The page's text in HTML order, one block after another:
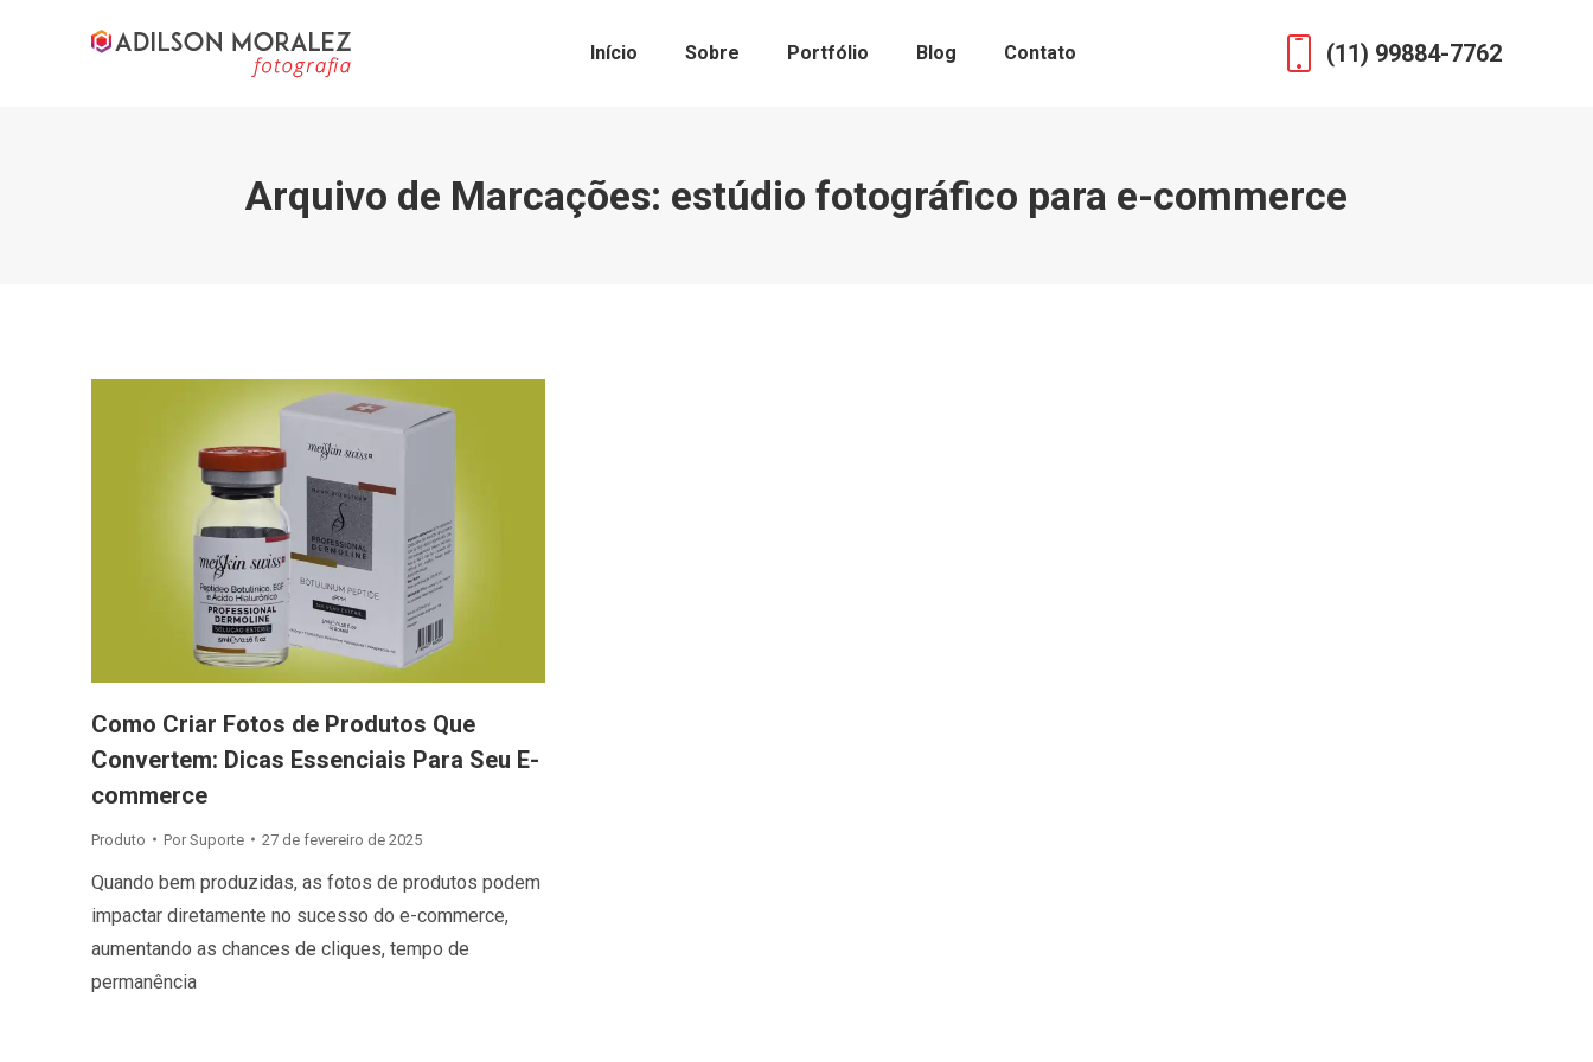
Início Sobre Portfólio Blog Contato (11) 99884-7762
Arquivo de Marcações: estúdio fotográfico para e-commerce
Como Criar Fotos de Produtos Que
Convertem: Dicas Essenciais Para Seu E-
commerce
Produto Por Suporte 27 de fevereiro de 2025
Quando bem produzidas, as fotos de produtos podem
impactar diretamente no sucesso do e-commerce,
aumentando as chances de cliques, tempo de
permanência